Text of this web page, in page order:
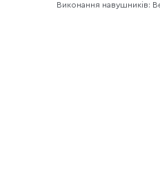
Виконання навушників: